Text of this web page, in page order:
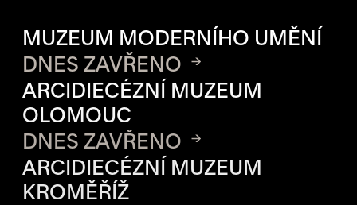
MUZEUM MODERNÍHO UMĚNÍ
DNES ZAVŘENO
ARCIDIECÉZNÍ MUZEUM
OLOMOUC
DNES ZAVŘENO
ARCIDIECÉZNÍ MUZEUM
KROMĚŘÍŽ